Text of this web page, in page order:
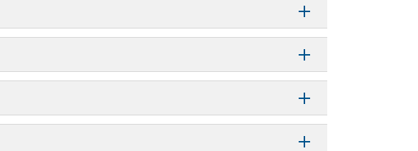
Sandy Bridge
Socket 1155
DDR3